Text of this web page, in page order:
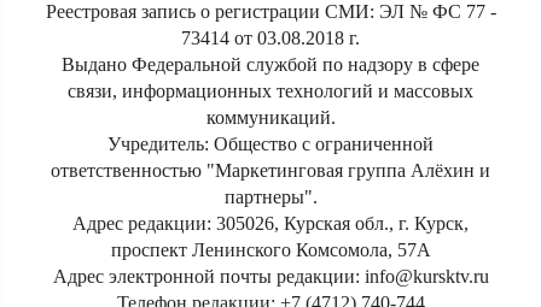
Реестровая запись о регистрации СМИ: ЭЛ № ФС 77 -
73414 от 03.08.2018 г.
Выдано Федеральной службой по надзору в сфере
связи, информационных технологий и массовых
коммуникаций.
Учредитель: Общество с ограниченной
ответственностью "Маркетинговая группа Алёхин и
партнеры".
Адрес редакции: 305026, Курская обл., г. Курск,
проспект Ленинского Комсомола, 57А
Адрес электронной почты редакции: info@kursktv.ru